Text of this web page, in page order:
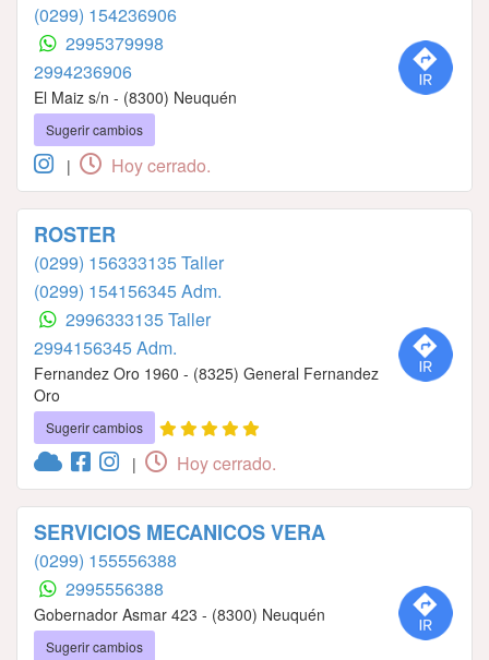
(0299) 154236906
2995379998
2994236906
El Maiz s/n - (8300) Neuquén
Sugerir cambios
| Hoy cerrado.
ROSTER
(0299) 156333135 Taller
(0299) 154156345 Adm.
2996333135 Taller
2994156345 Adm.
Fernandez Oro 1960 - (8325) General Fernandez
Oro
Sugerir cambios
| Hoy cerrado.
SERVICIOS MECANICOS VERA
(0299) 155556388
2995556388
Gobernador Asmar 423 - (8300) Neuquén
Sugerir cambios